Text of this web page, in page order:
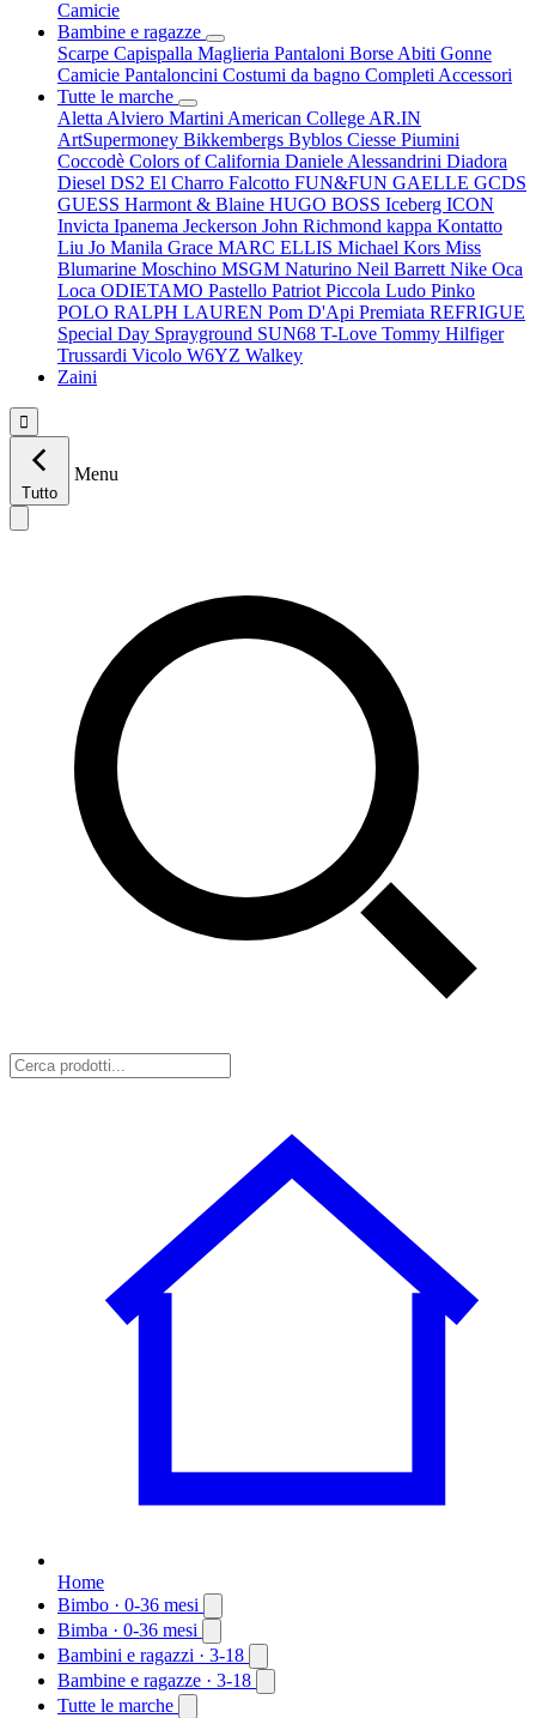
Camicie
Bambine e ragazze
Scarpe Capispalla Maglieria Pantaloni Borse Abiti Gonne
Camicie Pantaloncini Costumi da bagno Completi Accessori
Tutte le marche
Aletta Alviero Martini American College AR.IN
ArtSupermoney Bikkembergs Byblos Ciesse Piumini
Coccodè Colors of California Daniele Alessandrini Diadora
Diesel DS2 El Charro Falcotto FUN&FUN GAELLE GCDS
GUESS Harmont & Blaine HUGO BOSS Iceberg ICON
Invicta Ipanema Jeckerson John Richmond kappa Kontatto
Liu Jo Manila Grace MARC ELLIS Michael Kors Miss
Blumarine Moschino MSGM Naturino Neil Barrett Nike Oca
Loca ODIETAMO Pastello Patriot Piccola Ludo Pinko
POLO RALPH LAUREN Pom D'Api Premiata REFRIGUE
Special Day Sprayground SUN68 T-Love Tommy Hilfiger
Trussardi Vicolo W6YZ Walkey
Zaini

Tutto
Menu
Home
Bimbo · 0-36 mesi
Bimba · 0-36 mesi
Bambini e ragazzi · 3-18
Bambine e ragazze · 3-18
Tutte le marche